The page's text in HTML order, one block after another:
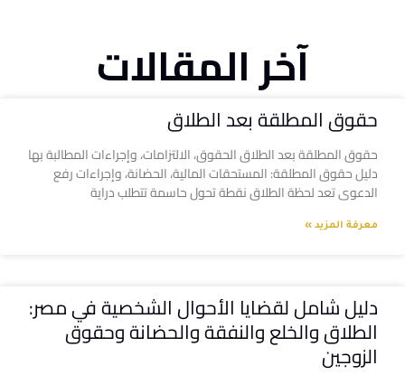
آخر المقالات
حقوق المطلقة بعد الطلاق
حقوق المطلقة بعد الطلاق الحقوق، الالتزامات، وإجراءات المطالبة بها
دليل حقوق المطلقة: المستحقات المالية، الحضانة، وإجراءات رفع
الدعوى تعد لحظة الطلاق نقطة تحول حاسمة تتطلب دراية
معرفة المزيد »
دليل شامل لقضايا الأحوال الشخصية في مصر:
الطلاق والخلع والنفقة والحضانة وحقوق
الزوجين